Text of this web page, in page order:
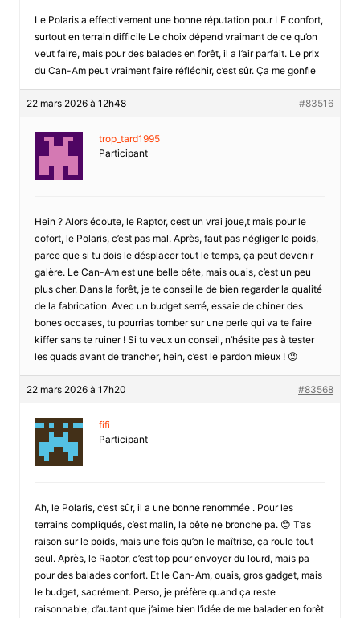
Le Polaris a effectivement une bonne réputation pour LE confort,
surtout en terrain difficile Le choix dépend vraimant de ce qu’on
veut faire, mais pour des balades en forêt, il a l’air parfait. Le prix
du Can-Am peut vraiment faire réfléchir, c’est sûr. Ça me gonfle
22 mars 2026 à 12h48 #83516
trop_tard1995
Participant
Hein ? Alors écoute, le Raptor, cest un vrai joue,t mais pour le
cofort, le Polaris, c’est pas mal. Après, faut pas négliger le poids,
parce que si tu dois le désplacer tout le temps, ça peut devenir
galère. Le Can-Am est une belle bête, mais ouais, c’est un peu
plus cher. Dans la forêt, je te conseille de bien regarder la qualité
de la fabrication. Avec un budget serré, essaie de chiner des
bones occases, tu pourrias tomber sur une perle qui va te faire
kiffer sans te ruiner ! Si tu veux un conseil, n’hésite pas à tester
les quads avant de trancher, hein, c’est le pardon mieux ! 😉
22 mars 2026 à 17h20 #83568
fifi
Participant
Ah, le Polaris, c’est sûr, il a une bonne renommée . Pour les
terrains compliqués, c’est malin, la bête ne bronche pa. 😊 T’as
raison sur le poids, mais une fois qu’on le maîtrise, ça roule tout
seul. Après, le Raptor, c’est top pour envoyer du lourd, mais pa
pour des balades confort. Et le Can-Am, ouais, gros gadget, mais
le budget, sacrément. Perso, je préfère quand ça reste
raisonnable, d’autant que j’aime bien l’idée de me balader en forêt